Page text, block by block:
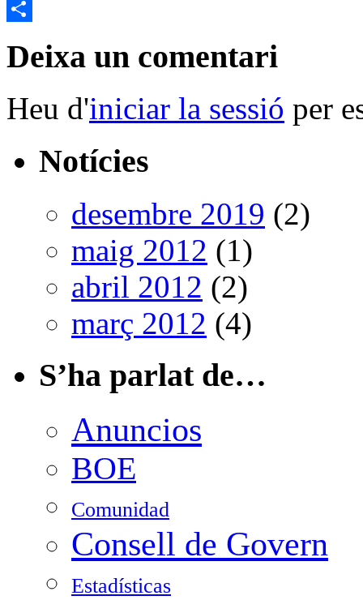
Email
Deixa un comentari
Heu d'iniciar la sessió per
Notícies
desembre 2019 (2)
maig 2012 (1)
abril 2012 (2)
març 2012 (4)
S’ha parlat de…
Anuncios
BOE
Comunidad
Consell de Govern
Estadísticas